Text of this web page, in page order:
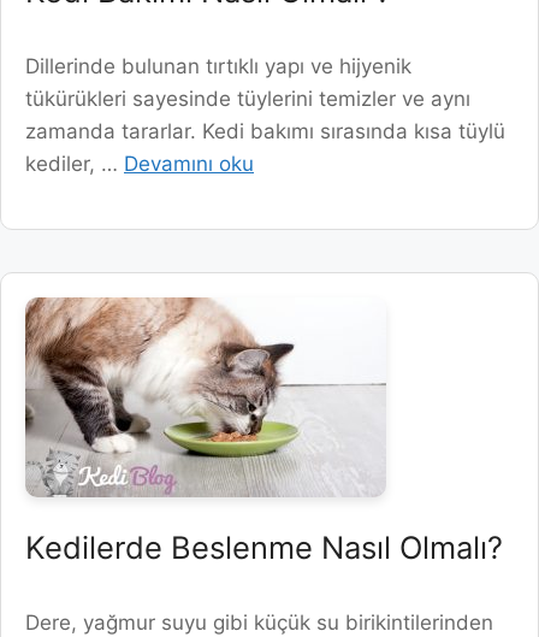
Dillerinde bulunan tırtıklı yapı ve hijyenik
tükürükleri sayesinde tüylerini temizler ve aynı
zamanda tararlar. Kedi bakımı sırasında kısa tüylü
kediler, … Devamını oku
Kedilerde Beslenme Nasıl Olmalı?
Dere, yağmur suyu gibi küçük su birikintilerinden